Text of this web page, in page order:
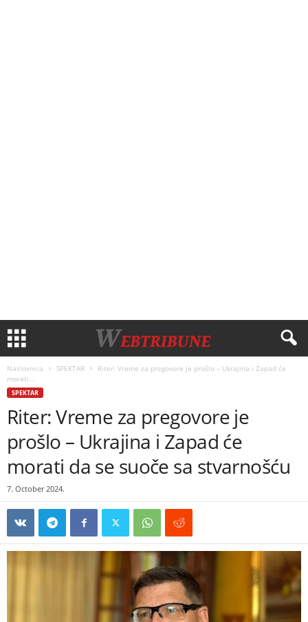
Naslovnica SPEKTAR
Riter: Vreme za pregovore je prošlo – Ukrajina i Zapad će
morati...
SPEKTAR
Riter: Vreme za pregovore je
prošlo – Ukrajina i Zapad će
morati da se suoče sa stvarnošću
7. October 2024.